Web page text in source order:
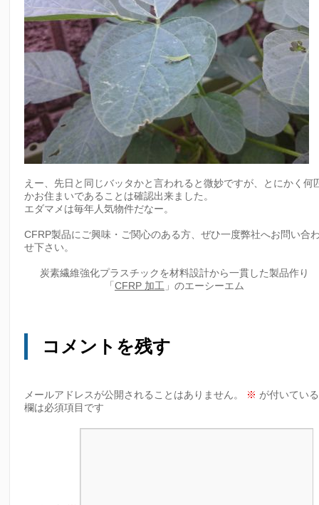
えー、先日と同じバッタかと言われると微妙ですが、とにかく何
かお住まいであることは確認出来ました。
エダマメは毎年人気物件だなー。
CFRP製品にご興味・ご関心のある方、ぜひ一度弊社へお問い合
せ下さい。
炭素繊維強化プラスチックを材料設計から一貫した製品作り
「 CFRP 加工 」のエーシーエム
コメントを残す
メールアドレスが公開されることはありません。 ※ が付いている
欄は必須項目です